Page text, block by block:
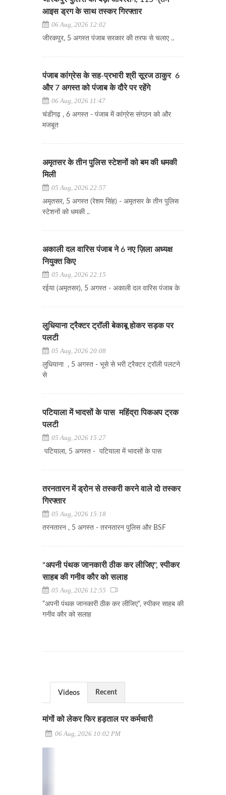
आइस ड्रग के साथ तस्कर गिरफ्तार
06 Aug, 2026 12:02
जीरकपुर, 5 अगस्त पंजाब सरकार की तरफ से चलाए ..
पंजाब कांग्रेस के सह-प्रभारी श्री सूरज ठाकुर 6
और 7 अगस्त को पंजाब के दौरे पर रहेंगे
06 Aug, 2026 11:47
चंडीगढ़ , 6 अगस्त - पंजाब में कांग्रेस संगठन को और
मजबूत
अमृतसर के तीन पुलिस स्टेशनों को बम की धमकी
मिली
05 Aug, 2026 22:57
अमृतसर, 5 अगस्त (रेशम सिंह) - अमृतसर के तीन पुलिस
स्टेशनों को धमकी ..
अकाली दल वारिस पंजाब ने 6 नए ज़िला अध्यक्ष
नियुक्त किए
05 Aug, 2026 22:15
रईया (अमृतसर), 5 अगस्त - अकाली दल वारिस पंजाब के
लुधियाना ट्रैक्टर ट्रॉली बेकाबू होकर सड़क पर
पलटी
05 Aug, 2026 20:08
लुधियाना , 5 अगस्त - भूसे से भरी ट्रैक्टर ट्रॉली पलटने
से
पटियाला में भादसों के पास महिंद्रा पिकअप ट्रक
पलटी
05 Aug, 2026 15:27
पटियाला, 5 अगस्त - पटियाला में भादसों के पास
तरनतारन में ड्रोन से तस्करी करने वाले दो तस्कर
गिरफ्तार
05 Aug, 2026 15:18
तरनतारन , 5 अगस्त - तरनतारन पुलिस और BSF
"अपनी पंथक जानकारी ठीक कर लीजिए", स्पीकर
साहब की गनीव कौर को सलाह
05 Aug, 2026 12:55
"अपनी पंथक जानकारी ठीक कर लीजिए", स्पीकर साहब की
गनीव कौर को सलाह
Videos Recent
मांगों को लेकर फिर हड़ताल पर कर्मचारी
06 Aug, 2026 10:02 PM